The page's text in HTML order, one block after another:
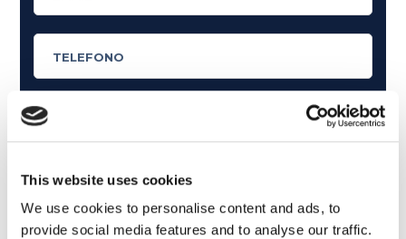
This website uses cookies
We use cookies to personalise content and ads, to
provide social media features and to analyse our traffic.
Articoli dedicati a inglese nel mondo del lavoro